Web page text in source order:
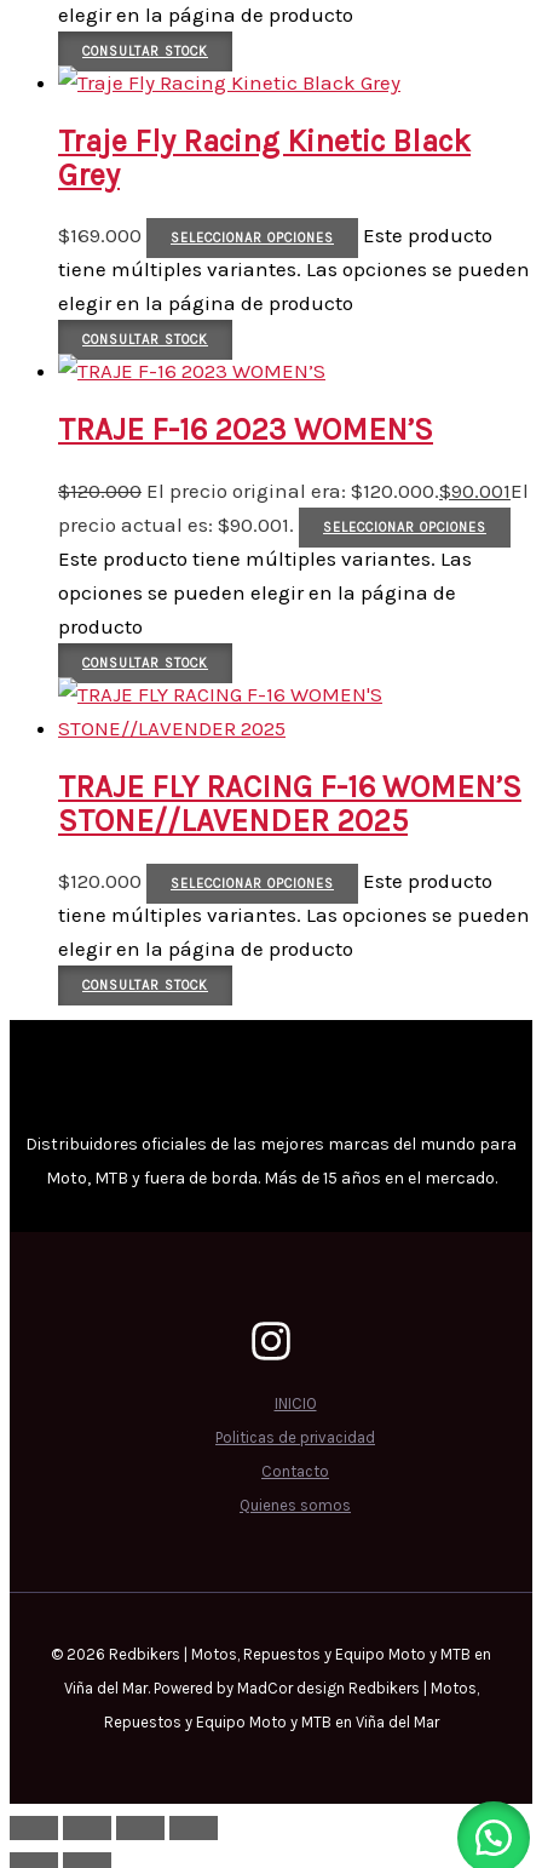
elegir en la página de producto
CONSULTAR STOCK
Traje Fly Racing Kinetic Black
Grey
$169.000 SELECCIONAR OPCIONES
Este producto
tiene múltiples variantes. Las opciones se pueden
elegir en la página de producto
CONSULTAR STOCK
TRAJE F-16 2023 WOMEN’S
$120.000 El precio original era: $120.000.$90.001El
precio actual es: $90.001.
SELECCIONAR OPCIONES
Este producto tiene múltiples variantes. Las
opciones se pueden elegir en la página de
producto
CONSULTAR STOCK
TRAJE FLY RACING F-16 WOMEN’S
STONE//LAVENDER 2025
$120.000 SELECCIONAR OPCIONES
Este producto
tiene múltiples variantes. Las opciones se pueden
elegir en la página de producto
CONSULTAR STOCK
Distribuidores oficiales de las mejores marcas del mundo para
Moto, MTB y fuera de borda. Más de 15 años en el mercado.
INICIO
Politicas de privacidad
Contacto
Quienes somos
© 2026 Redbikers | Motos, Repuestos y Equipo Moto y MTB en
Viña del Mar. Powered by MadCor design Redbikers | Motos,
Repuestos y Equipo Moto y MTB en Viña del Mar